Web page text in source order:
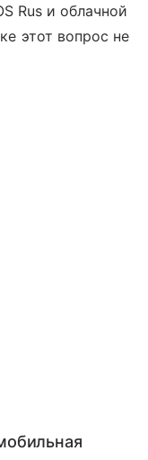
Rus и облачной
этот вопрос не